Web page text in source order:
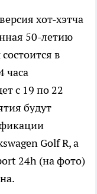
хот-хэтча
50-летию
в
часа
с 19 по 22
будут
Golf R, а
24h (на фото)